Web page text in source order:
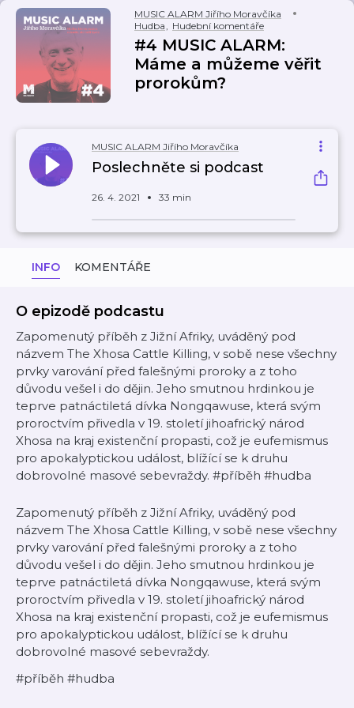
MUSIC ALARM Jiřího Moravčíka
Hudba, Hudební komentáře
#4 MUSIC ALARM:
Máme a můžeme věřit
prorokům?
MUSIC ALARM Jiřího Moravčíka
Poslechněte si podcast
26. 4. 2021 33 min
INFO KOMENTÁŘE
O epizodě podcastu
Zapomenutý příběh z Jižní Afriky, uváděný pod
názvem The Xhosa Cattle Killing, v sobě nese všechny
prvky varování před falešnými proroky a z toho
důvodu vešel i do dějin. Jeho smutnou hrdinkou je
teprve patnáctiletá dívka Nongqawuse, která svým
proroctvím přivedla v 19. století jihoafrický národ
Xhosa na kraj existenční propasti, což je eufemismus
pro apokalyptickou událost, blížící se k druhu
dobrovolné masové sebevraždy. #příběh #hudba
Zapomenutý příběh z Jižní Afriky, uváděný pod
názvem The Xhosa Cattle Killing, v sobě nese všechny
prvky varování před falešnými proroky a z toho
důvodu vešel i do dějin. Jeho smutnou hrdinkou je
teprve patnáctiletá dívka Nongqawuse, která svým
proroctvím přivedla v 19. století jihoafrický národ
Xhosa na kraj existenční propasti, což je eufemismus
pro apokalyptickou událost, blížící se k druhu
dobrovolné masové sebevraždy.
#příběh #hudba